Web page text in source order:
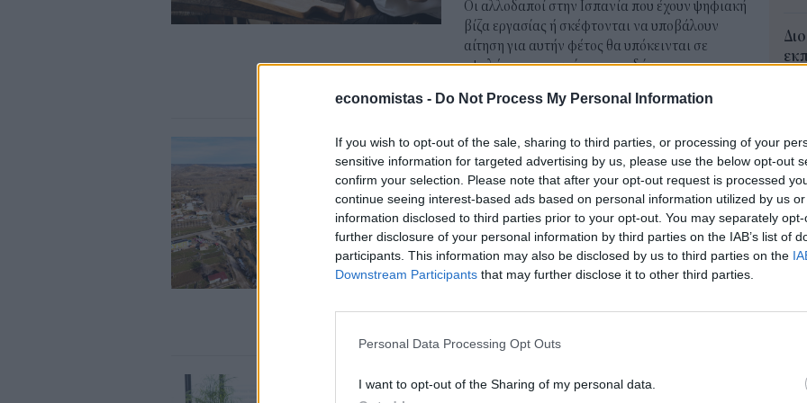
economistas - Do Not Process My Personal Information
If you wish to opt-out of the sale, sharing to third parties, or processing of your
sensitive information for targeted advertising by us, please use the below opt-out
confirm your selection. Please note that after your opt-out request is processed
continue seeing interest-based ads based on personal information utilized by us
information disclosed to third parties prior to your opt-out. You may separately
further disclosure of your personal information by third parties on the IAB’s list of
participants. This information may also be disclosed by us to third parties on the
Downstream Participants that may further disclose it to other third parties.
Personal Data Processing Opt Outs
I want to opt-out of the Sharing of my personal data.
Οι αλλοδαποί στην Ισπανία που έχουν ψηφιακή
βίζα εργασίας ή σκέφτονται να υποβάλουν
αίτηση για αυτήν φέτος θα υπόκεινται σε
υψηλότερες απαιτήσεις εισοδήματος.
NEWSROOM/07 Φεβ 2025
STORIES
Αυτό το χωριό στην Ισπανία
αναγεννήθηκε χάρη στους
ψηφιακούς νομάδες
Μακριά από την πολυκοσμία της Βαρκελώνης,
ένα χωριό χρησιμοποίησε τα ελαιόδεντρα για
να προσελκύσει ψηφιακούς νομάδες που
ΕΡΓΑΣΙΑ & ΣΥΝΤΑΞΗ
οι
06
07